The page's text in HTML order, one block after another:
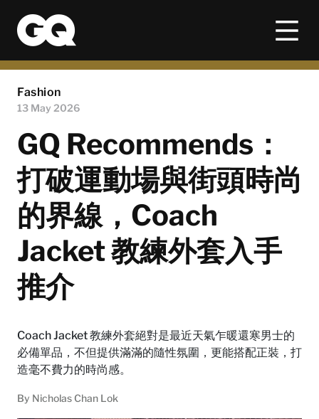
Fashion
13 May 2026
GQ Recommends：
打破運動場與街頭時尚
的界線，Coach
Jacket 教練外套入手
推介
Coach Jacket 教練外套絕對是最近天氣乍暖還寒男士的
必備單品，不但提供滿滿的隨性氛圍，更能搭配正裝，打
造毫不費力的時尚感。
By Nicholas Chan Lok